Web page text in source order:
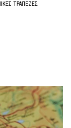
ΤΡΑΠΕΖΕΣ